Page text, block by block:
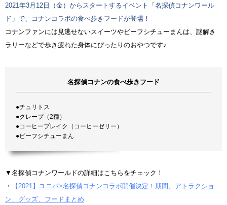
2021年3月12日（金）からスタートするイベント「名探偵コナンワール
ド」で、コナンコラボの食べ歩きフードが登場！
コナンファンには見逃せないスイーツやビーフシチューまんは、謎解き
ラリーなどで歩き疲れた身体にぴったりのおやつです♪
名探偵コナンの食べ歩きフード
●チュリトス
●クレープ（2種）
●コーヒーブレイク（コーヒーゼリー）
●ビーフシチューまん
▼名探偵コナンワールドの詳細はこちらをチェック！
・
【2021】ユニバ×名探偵コナンコラボ開催決定！期間、アトラクショ
ン、グッズ、フードまとめ